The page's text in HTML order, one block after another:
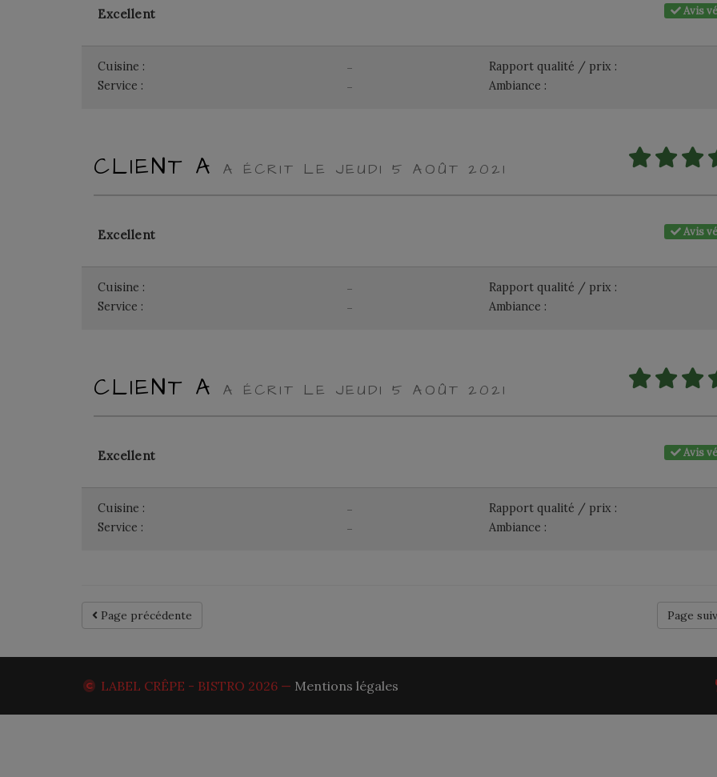
Avis
Excellent
-
Cuisine : Rapport qualité / prix :
-
Service : Ambiance :
CLIENT A A ÉCRIT LE JEUDI 5 AOÛT 2021
Avis
Excellent
-
Cuisine : Rapport qualité / prix :
-
Service : Ambiance :
CLIENT A A ÉCRIT LE JEUDI 5 AOÛT 2021
Avis
Excellent
-
Cuisine : Rapport qualité / prix :
-
Service : Ambiance :
Page
Page précédente
LABEL CRÊPE - BISTRO 2026 — Mentions légales